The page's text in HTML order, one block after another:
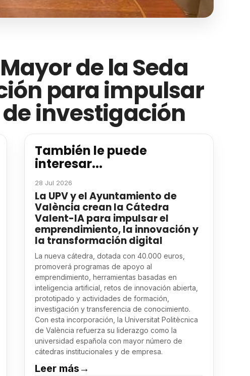
de la Seda
para impulsar
investigación
También le puede
interesar...
28 Jul 2026
La UPV y el Ayuntamiento de
València crean la Cátedra
Valent-IA para impulsar el
emprendimiento, la innovación y
la transformación digital
La nueva cátedra, dotada con 40.000 euros,
promoverá programas de apoyo al
emprendimiento, herramientas basadas en
inteligencia artificial, retos de innovación abierta,
prototipado y actividades de formación,
investigación y transferencia de conocimiento.
Con esta incorporación, la Universitat Politècnica
de València refuerza su liderazgo como la
universidad española con mayor número de
cátedras institucionales y de empresa.
Leer más →